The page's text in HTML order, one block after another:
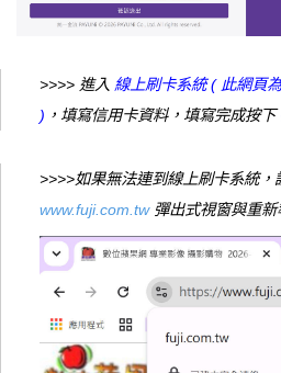
>>>> 進入 線上刷卡系統 ( 此網頁
) ，填寫信用卡資料，填寫完成按下
>>>>如果無法連到線上刷卡系統，
www.fuji.com.tw彈出式視窗與重新